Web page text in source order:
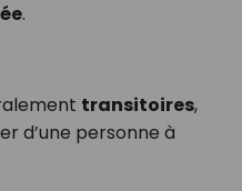
.
transitoires,
d’une personne à